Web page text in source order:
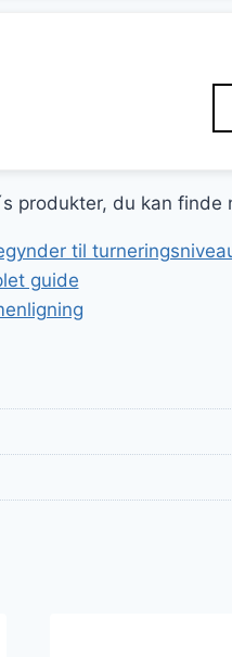
produkter, du kan finde
til
guide